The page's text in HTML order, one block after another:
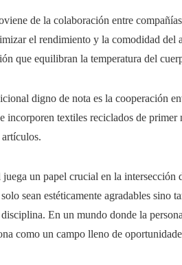
de la colaboración entre
el rendimiento y la comodidad del
que equilibran la temperatura del
digno de nota es la cooperación
incorporen textiles reciclados de
un papel crucial en la
sean estéticamente agradables sino
disciplina. En un mundo donde la
como un campo lleno de